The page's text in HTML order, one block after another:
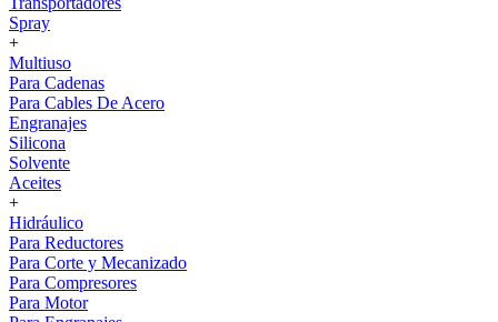
Spray
+
Multiuso
Para Cadenas
Para Cables De Acero
Engranajes
Silicona
Solvente
Aceites
+
Hidráulico
Para Reductores
Para Corte y Mecanizado
Para Compresores
Para Motor